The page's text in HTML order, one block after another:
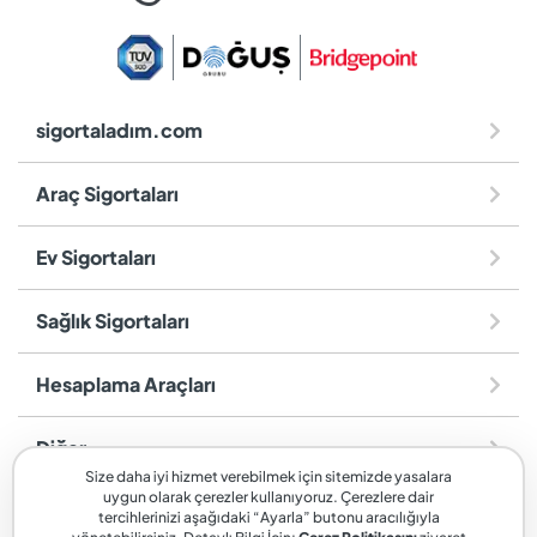
sigortaladım.com
Araç Sigortaları
Ev Sigortaları
Sağlık Sigortaları
Hesaplama Araçları
Diğer
sigortaladım.com, SİGORTALADIM SİGORTA VE REASÜRANS
Size daha iyi hizmet verebilmek için sitemizde yasalara
uygun olarak çerezler kullanıyoruz. Çerezlere dair
tercihlerinizi aşağıdaki “Ayarla” butonu aracılığıyla